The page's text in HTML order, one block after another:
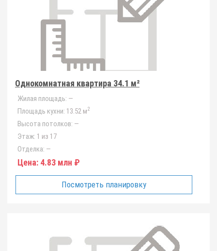
Однокомнатная квартира 34.1 м²
Жилая площадь: —
Площадь кухни: 13.52 м2
Высота потолков: —
Этаж: 1 из 17
Отделка: —
Цена: 4.83 млн ₽
Посмотреть планировку